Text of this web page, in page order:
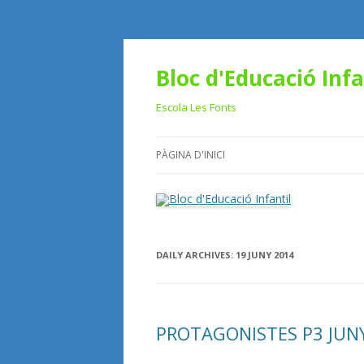
Bloc d'Educació
Escola Les Fonts
PÀGINA D'INICI
DAILY ARCHIVES: 19 JUNY 2014
PROTAGONISTES P3